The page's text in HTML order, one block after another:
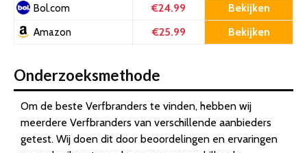
Bol.com €24.99 Bekijken
Amazon €25.99 Bekijken
Onderzoeksmethode
Om de beste Verfbranders te vinden, hebben wij
meerdere Verfbranders van verschillende aanbieders
getest. Wij doen dit door beoordelingen en ervaringen